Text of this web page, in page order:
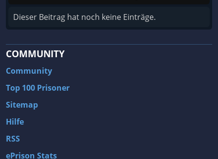
Dieser Beitrag hat noch keine Einträge.
COMMUNITY
Community
Top 100 Prisoner
Sitemap
Hilfe
RSS
ePrison Stats